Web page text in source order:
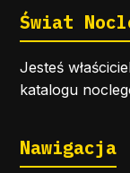
Świat
Jesteś
katalogu
Nawigacja